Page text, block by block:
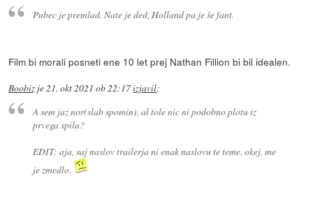
Pubec je premlad. Nate je ded, Holland pa je še fant.
Film bi morali posneti ene 10 let prej Nathan Fillion bi bil idealen.
Boobiz je21. okt 2021 ob 22:17izjavil:
A sem jaz nor(slab spomin), al tole nic ni podobno plotu iz
prvega spila?
EDIT: aja, saj naslov trailerja ni enak naslovu te teme. okej, me
je zmedlo.